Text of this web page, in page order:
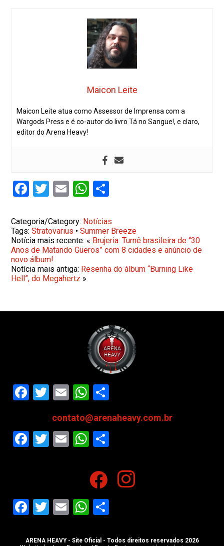
Maicon Leite
Maicon Leite atua como Assessor de Imprensa com a
Wargods Press e é co-autor do livro Tá no Sangue!, e claro,
editor do Arena Heavy!
Facebook
Twitter
EmailWhatsApp
Categoria/Category: Notícias
Tags:Stratovarius •Summer Breeze
Notícia mais recente: « Brujeria: Turnê brasileira de “30
Anos de Matando Güeros” com 8 cidades e anúncio de
novo álbum!
Notícia mais antiga: Resenha do álbum “Burning Like
Hell”, do Megahertz »
Facebook
Twitter
EmailWhatsApp
contato@arenaheavy.com.br
Facebook
Twitter
EmailWhatsApp
Facebook
Twitter
EmailWhatsApp
ARENA HEAVY - Site Oficial - Todos direitos reservados 2026